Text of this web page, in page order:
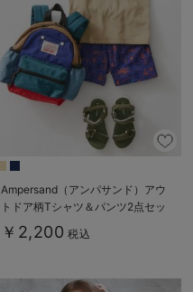
Ampersand（アンパサンド）アウ
トドア柄Tシャツ＆パンツ2点セッ
ト￥2,200 税込